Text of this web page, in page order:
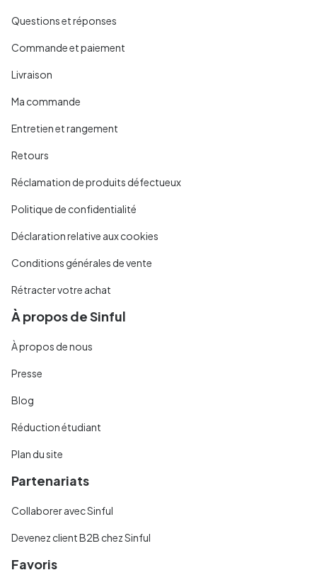
Questions et réponses
Commande et paiement
Livraison
Ma commande
Entretien et rangement
Retours
Réclamation de produits défectueux
Politique de confidentialité
Déclaration relative aux cookies
Conditions générales de vente
Rétracter votre achat
À propos de Sinful
À propos de nous
Presse
Blog
Réduction étudiant
Plan du site
Partenariats
Collaborer avec Sinful
Devenez client B2B chez Sinful
Favoris